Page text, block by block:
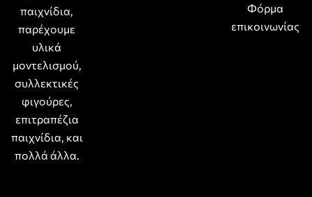
παιχνίδια,
παρέχουμε
υλικά
μοντελισμού,
συλλεκτικές
φιγούρες,
επιτραπέζια
παιχνίδια, και
πολλά άλλα.
Φόρμα
επικοινωνίας